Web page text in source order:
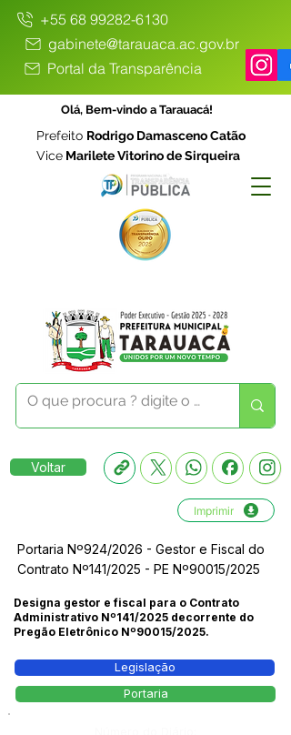
+55 68 99282-6130
gabinete@tarauaca.ac.gov.br
Portal da Transparência
Olá, Bem-vindo a Tarauacá!
Prefeito Rodrigo Damasceno Catão
Vice Marilete Vitorino de Sirqueira
Voltar
Imprimir
Portaria Nº924/2026 - Gestor e Fiscal do
Contrato Nº141/2025 - PE Nº90015/2025
Designa gestor e fiscal para o Contrato
Administrativo Nº141/2025 decorrente do
Pregão Eletrônico Nº90015/2025.
Legislação
Portaria